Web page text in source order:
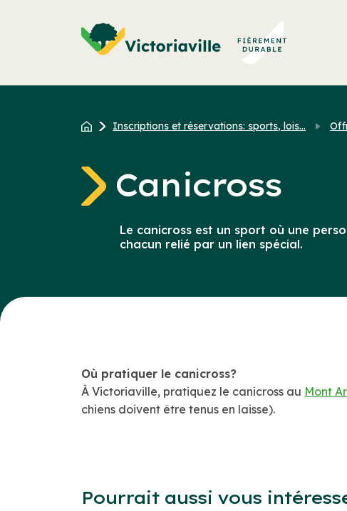
Inscriptions et réservations: sports, lois...
Canicross
Le canicross est un sport où une
chacun relié par un lien spécial.
Où pratiquer le canicross?
À Victoriaville, pratiquez le canicross au Mont
chiens doivent être tenus en laisse).
Pourrait aussi vous